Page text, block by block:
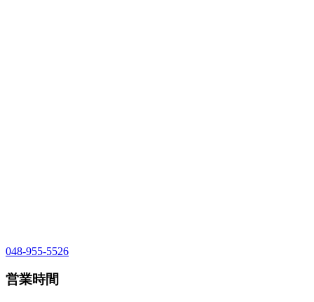
048-955-5526
営業時間